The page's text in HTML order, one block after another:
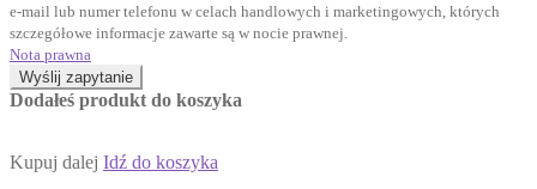
e-mail lub numer telefonu w celach handlowych i marketingowych, których
szczegółowe informacje zawarte są w nocie prawnej.
Nota prawna
Wyślij zapytanie
Dodałeś produkt do koszyka
Kupuj dalej Idź do koszyka